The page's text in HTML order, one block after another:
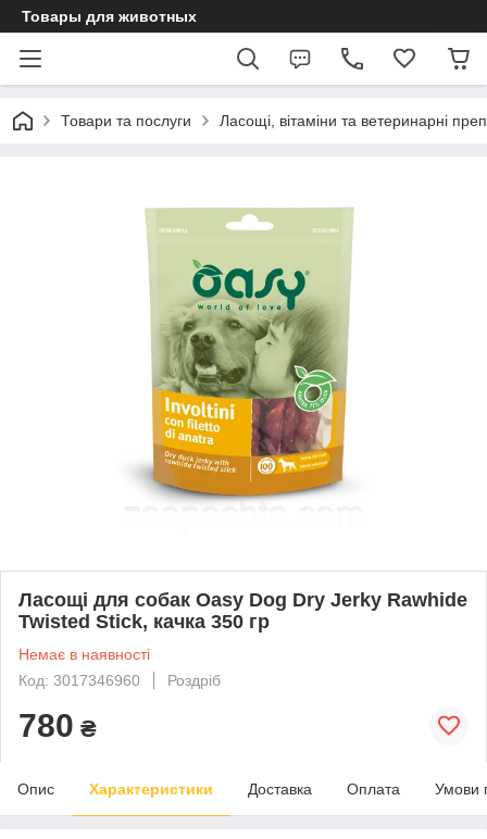
Товары для животных
Товари та послуги Ласощі, вітаміни та ветеринарні
Ласощі для собак Oasy Dog Dry Jerky Rawhide
Twisted Stick, качка 350 гр
Немає в наявності
Код: 3017346960
Роздріб
780 ₴
Опис Характеристики Доставка Оплата Умови